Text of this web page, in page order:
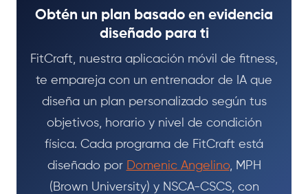
Obtén un plan basado en evidencia
diseñado para ti
FitCraft, nuestra aplicación móvil de fitness,
te empareja con un entrenador de IA que
diseña un plan personalizado según tus
objetivos, horario y nivel de condición
física. Cada programa de FitCraft está
diseñado por Domenic Angelino, MPH
(Brown University) y NSCA-CSCS, con